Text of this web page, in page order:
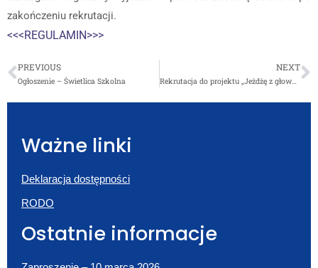
zakończeniu rekrutacji.
<<<REGULAMIN>>>
PREVIOUS
Ogłoszenie – Świetlica Szkolna
NEXT
Rekrutacja do projektu „Jeżdżę z głową 2020”
Ważne linki
Deklaracja dostępności
RODO
Ostatnie informacje